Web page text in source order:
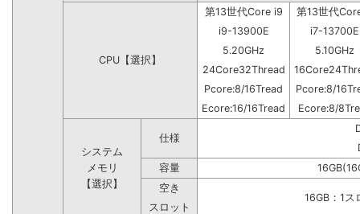
CPU【選択】
第13世代Core i9
第13世代
i9-13900E
i7-13700E
5.20GHz
5.10GHz
24Core32Thread
Pcore:8/16Tread
Pcore:8/
Ecore:16/16Tread
Ecore:8/
システム
メモリ
【選択】
仕様
容量
空き
16GB：1
スロット